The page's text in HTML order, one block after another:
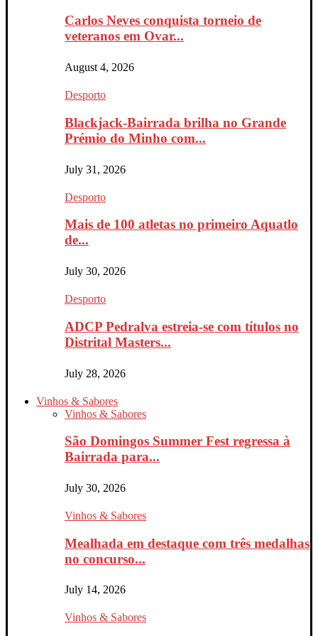
Carlos Neves conquista torneio de
veteranos em Ovar...
August 4, 2026
Desporto
Blackjack-Bairrada brilha no Grande
Prémio do Minho com...
July 31, 2026
Desporto
Mais de 100 atletas no primeiro Aquatlo
de...
July 30, 2026
Desporto
ADCP Pedralva estreia-se com títulos no
Distrital Masters...
July 28, 2026
Vinhos & Sabores
Vinhos & Sabores
São Domingos Summer Fest regressa à
Bairrada para...
July 30, 2026
Vinhos & Sabores
Mealhada em destaque com três medalhas
no concurso...
July 14, 2026
Vinhos & Sabores